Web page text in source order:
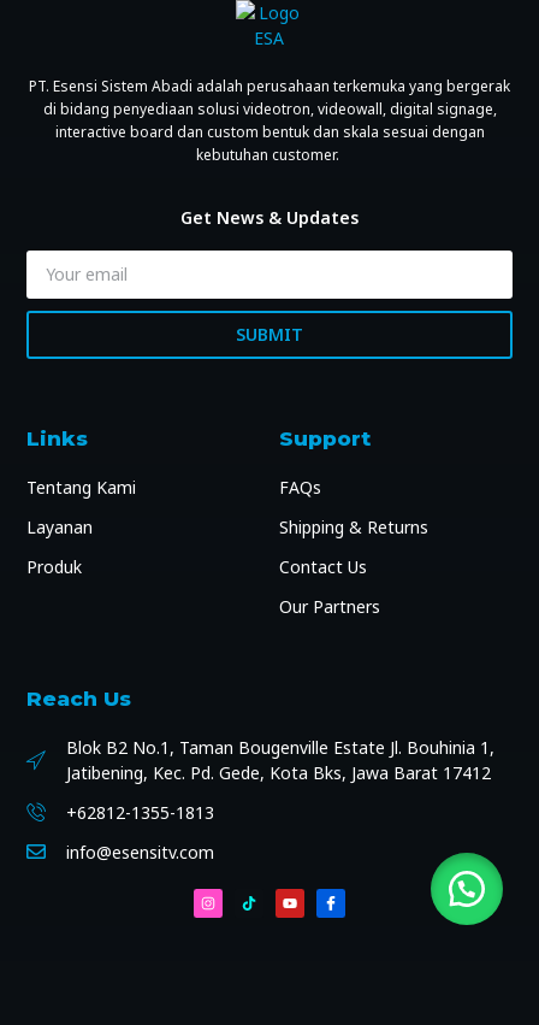
PT. Esensi Sistem Abadi adalah perusahaan terkemuka yang bergerak
di bidang penyediaan solusi videotron, videowall, digital signage,
interactive board dan custom bentuk dan skala sesuai dengan
kebutuhan customer.
Get News & Updates
SUBMIT
Links
Tentang Kami
Layanan
Produk
Support
FAQs
Shipping & Returns
Contact Us
Our Partners
Reach Us
Blok B2 No.1, Taman Bougenville Estate Jl. Bouhinia 1,
Jatibening, Kec. Pd. Gede, Kota Bks, Jawa Barat 17412
+62812-1355-1813
info@esensitv.com